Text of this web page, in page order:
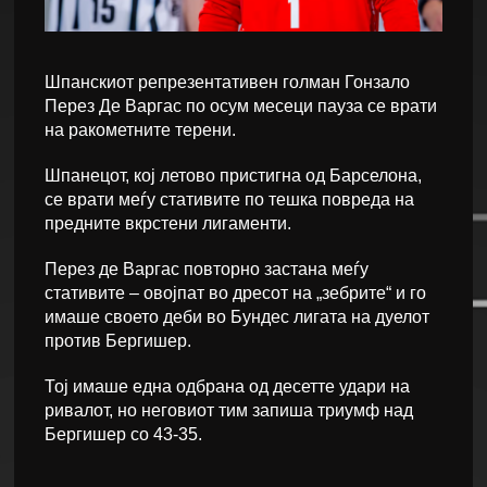
Шпанскиот репрезентативен голман Гонзало
Перез Де Варгас по осум месеци пауза се врати
на ракометните терени.
Шпанецот, кој летово пристигна од Барселона,
се врати меѓу стативите по тешка повреда на
предните вкрстени лигаменти.
Перез де Варгас повторно застана меѓу
стативите – овојпат во дресот на „зебрите“ и го
имаше своето деби во Бундес лигата на дуелот
против Бергишер.
Тој имаше една одбрана од десетте удари на
ривалот, но неговиот тим запиша триумф над
Бергишер со 43-35.